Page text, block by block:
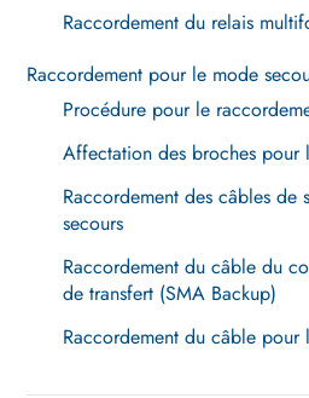
Raccordement du relais
Raccordement pour le mode
Procédure pour le
Affectation des broches pour
Raccordement des câbles
secours
Raccordement du câble du
de transfert (SMA Backup)
Raccordement du câble pour